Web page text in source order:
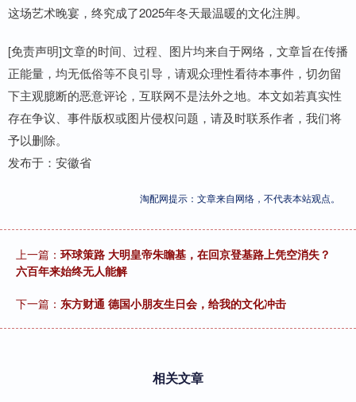
这场艺术晚宴，终究成了2025年冬天最温暖的文化注脚。
[免责声明]文章的时间、过程、图片均来自于网络，文章旨在传播
正能量，均无低俗等不良引导，请观众理性看待本事件，切勿留
下主观臆断的恶意评论，互联网不是法外之地。本文如若真实性
存在争议、事件版权或图片侵权问题，请及时联系作者，我们将
予以删除。
发布于：安徽省
淘配网提示：文章来自网络，不代表本站观点。
上一篇： 环球策路 大明皇帝朱瞻基，在回京登基路上凭空消失？
六百年来始终无人能解
下一篇： 东方财通 德国小朋友生日会，给我的文化冲击
相关文章